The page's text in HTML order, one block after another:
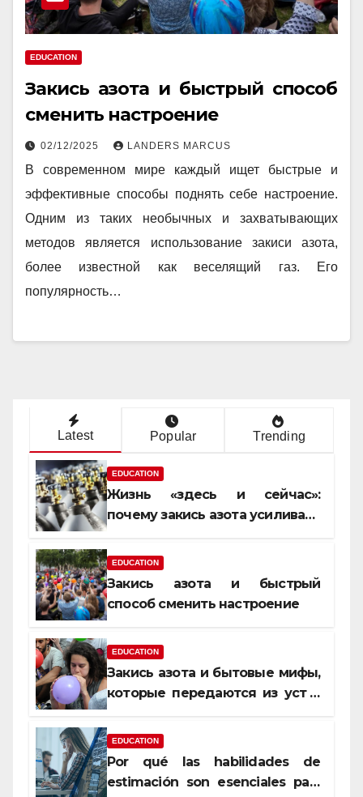
EDUCATION
Закись азота и быстрый способ
сменить настроение
02/12/2025 LANDERS MARCUS
В современном мире каждый ищет быстрые и
эффективные способы поднять себе настроение.
Одним из таких необычных и захватывающих
методов является использование закиси азота,
более известной как веселящий газ. Его
популярность…
Latest Popular Trending
EDUCATION
Жизнь «здесь и сейчас»:
почему закись азота усиливает
EDUCATION
Закись азота и быстрый
способ сменить настроение
EDUCATION
Закись азота и бытовые мифы,
которые передаются из уст в
EDUCATION
Por qué las habilidades de
estimación son esenciales para